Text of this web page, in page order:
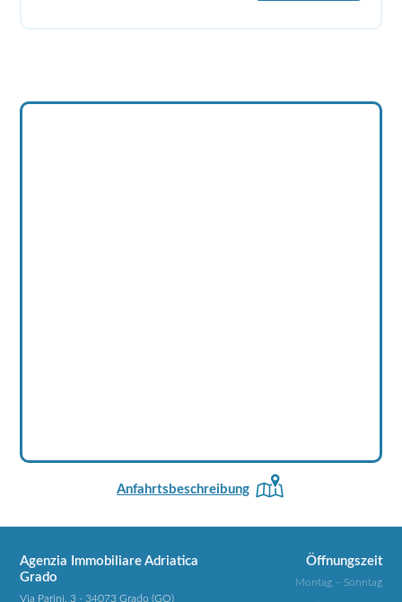
Anfahrtsbeschreibung
Agenzia Immobiliare Adriatica
Grado
Via Parini, 3 - 34073 Grado (GO)
Öffnungszeit
Montag – Sonntag